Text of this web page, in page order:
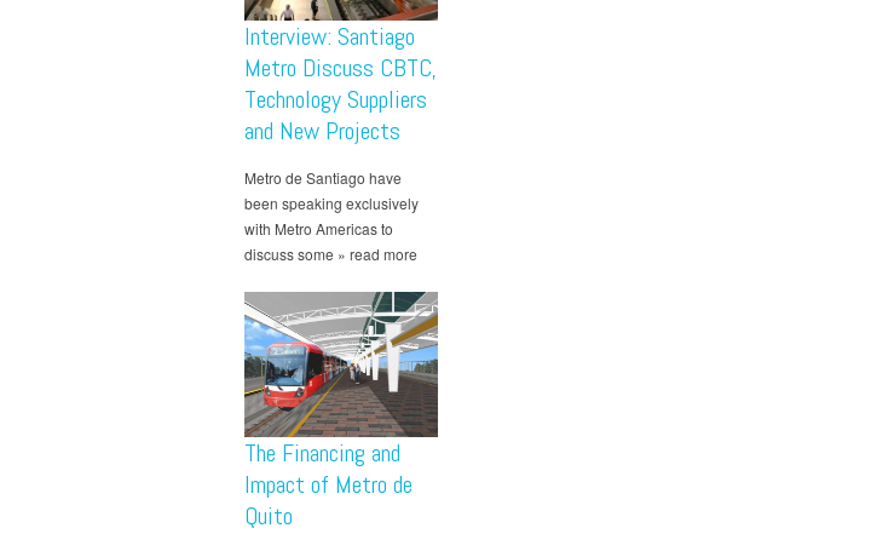
Interview: Santiago
Metro Discuss CBTC,
Technology Suppliers
and New Projects
Metro de Santiago have
been speaking exclusively
with Metro Americas to
discuss some » read more
The Financing and
Impact of Metro de
Quito